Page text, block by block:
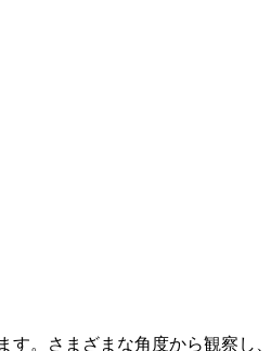
。さまざまな角度から観察